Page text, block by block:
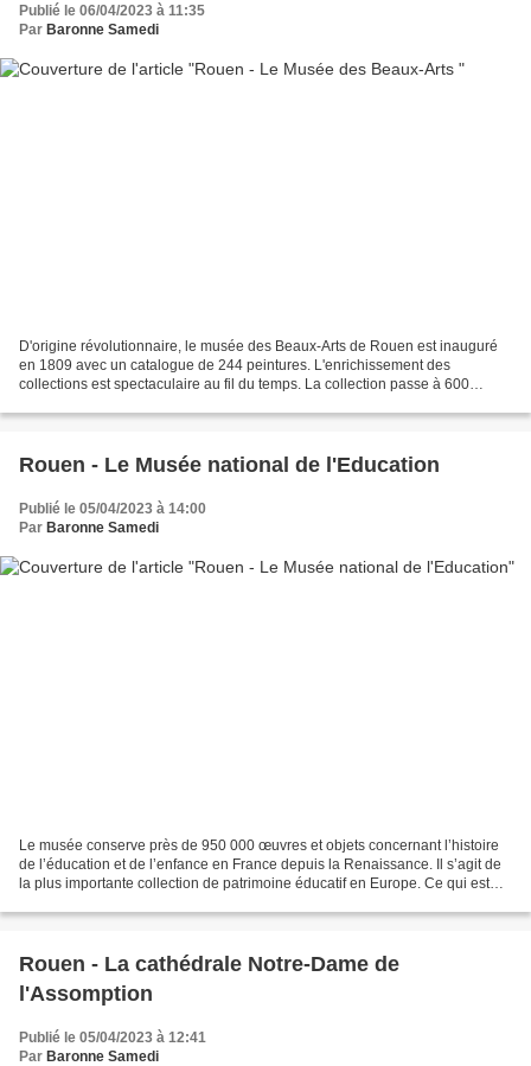
Publié le 06/04/2023 à 11:35
Par Baronne Samedi
D'origine révolutionnaire, le musée des Beaux-Arts de Rouen est inauguré
en 1809 avec un catalogue de 244 peintures. L'enrichissement des
collections est spectaculaire au fil du temps. La collection passe à 600
Rouen - Le Musée national de l'Education
Publié le 05/04/2023 à 14:00
Par Baronne Samedi
Le musée conserve près de 950 000 œuvres et objets concernant l’histoire
de l’éducation et de l’enfance en France depuis la Renaissance. Il s’agit de
la plus importante collection de patrimoine éducatif en Europe. Ce qui est
Rouen - La cathédrale Notre-Dame de
l'Assomption
Publié le 05/04/2023 à 12:41
Par Baronne Samedi